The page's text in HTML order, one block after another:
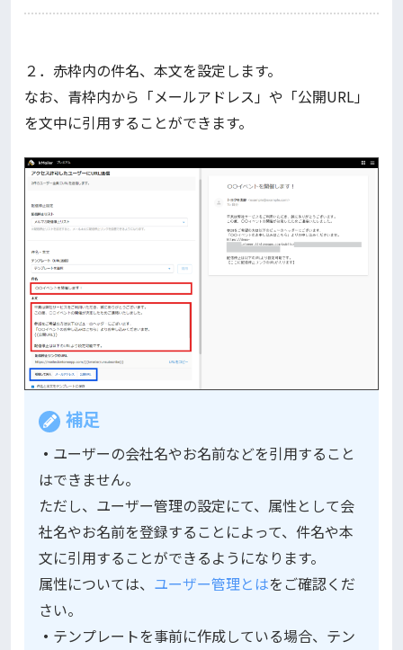
２．赤枠内の件名、本文を設定します。
なお、青枠内から「メールアドレス」や「公開URL」
を文中に引用することができます。
補足
・ ユーザーの会社名やお名前などを引用すること
はできません。
ただし、ユーザー管理の設定にて、属性として会
社名やお名前を登録することによって、件名や本
文に引用することができるようになります。
属性については、 ユーザー管理とはをご確認くだ
さい。
・ テンプレートを事前に作成している場合、テン